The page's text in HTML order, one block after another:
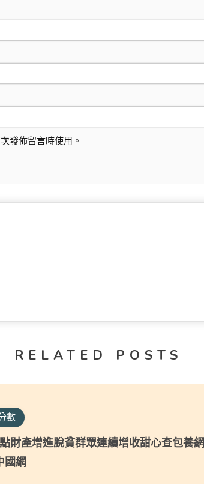
發佈留言時使用。
RELATED POSTS
數
財產增進脫貧群眾連續增收甜心查包養網
國網